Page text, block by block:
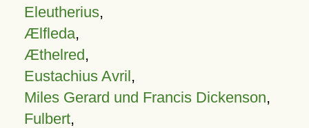
Eleutherius,
Ælfleda,
Æthelred,
Eustachius Avril,
Miles Gerard und Francis Dickenson,
Fulbert,